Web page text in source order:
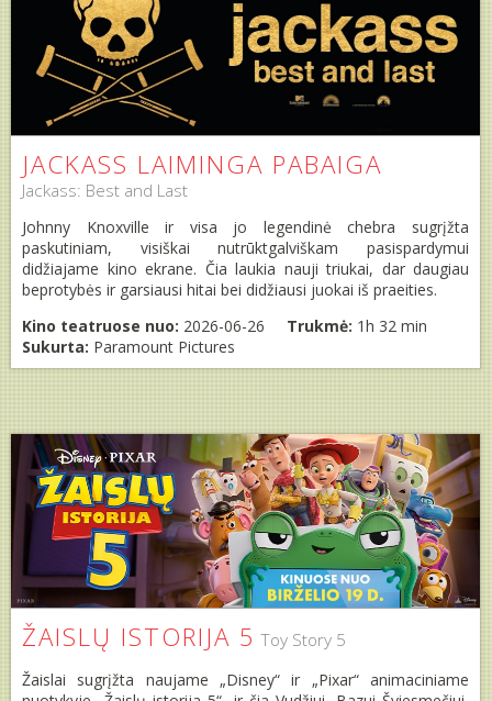
JACKASS LAIMINGA PABAIGA
Jackass: Best and Last
Johnny Knoxville ir visa jo legendinė chebra sugrįžta
paskutiniam, visiškai nutrūktgalviškam pasispardymui
didžiajame kino ekrane. Čia laukia nauji triukai, dar daugiau
beprotybės ir garsiausi hitai bei didžiausi juokai iš praeities.
Kino teatruose nuo: 2026-06-26 Trukmė: 1h 32 min
Sukurta: Paramount Pictures
ŽAISLŲ ISTORIJA 5 Toy Story 5
Žaislai sugrįžta naujame „Disney“ ir „Pixar“ animaciniame